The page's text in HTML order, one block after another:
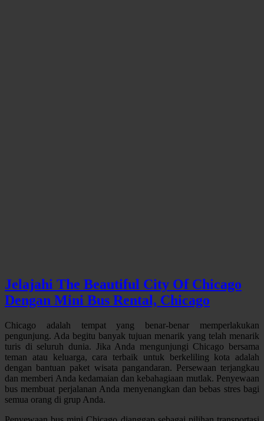
Jelajahi The Beautiful City Of Chicago
Dengan Mini Bus Rental, Chicago
Chicago adalah tempat yang benar-benar memperlakukan
pengunjung. Ada begitu banyak tujuan menarik yang telah menarik
turis di seluruh dunia. Jika Anda mengunjungi Chicago bersama
teman atau keluarga, cara terbaik untuk berkeliling kota adalah
dengan bantuan paket wisata pangandaran. Persewaan terjangkau
dan memberi Anda kedamaian dan kebahagiaan mutlak. Penyewaan
bus membuat perjalanan Anda menyenangkan dan bebas stres bagi
semua orang di grup Anda.